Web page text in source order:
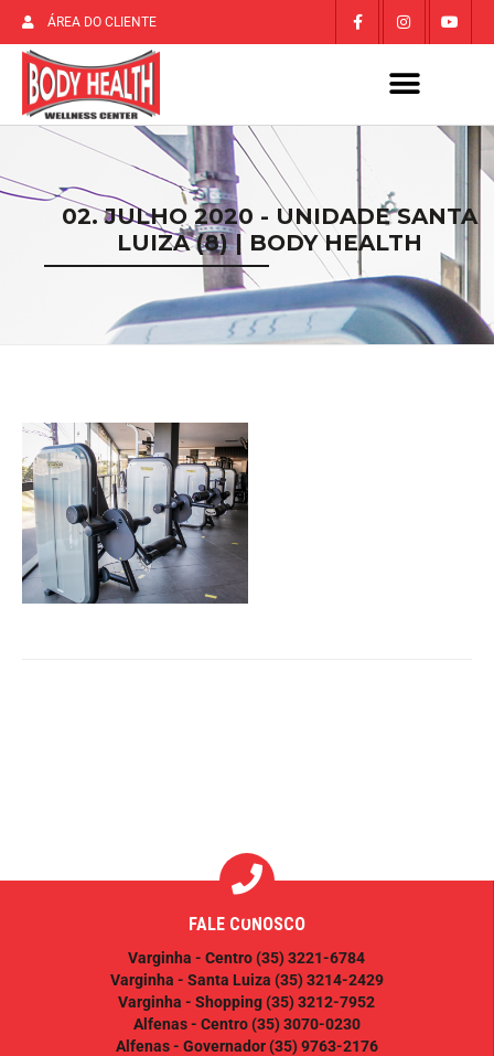
ÁREA DO CLIENTE
02. JULHO 2020 - UNIDADE SANTA
LUIZA (8) | BODY HEALTH
FALE CONOSCO
Varginha - Centro(35) 3221-6784
Varginha - Santa Luiza (35) 3214-2429
Varginha - Shopping(35) 3212-7952
Alfenas - Centro(35) 3070-0230
Alfenas - Governador(35) 9763-2176